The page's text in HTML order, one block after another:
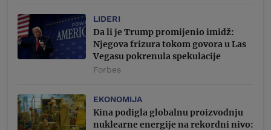
LIDERI
Da li je Trump promijenio imidž:
Njegova frizura tokom govora u Las
Vegasu pokrenula spekulacije
Forbes
EKONOMIJA
Kina podigla globalnu proizvodnju
nuklearne energije na rekordni nivo: